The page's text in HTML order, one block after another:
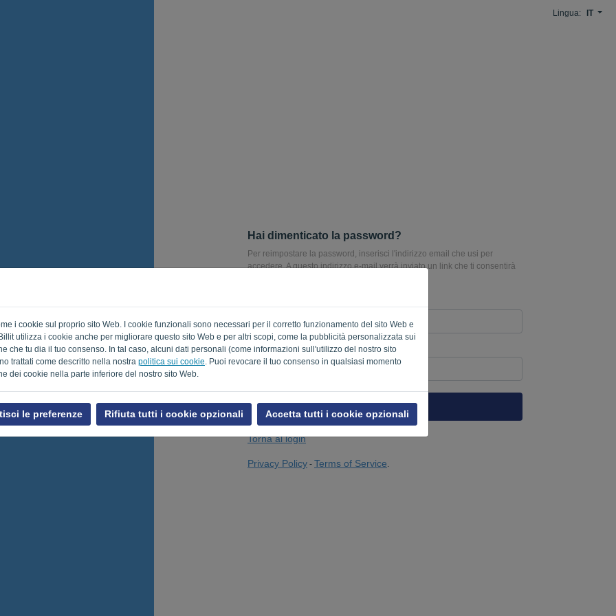
i cookie sul proprio sito Web. I cookie funzionali sono necessari per il corretto funzionamento del sito Web e
utilizza i cookie anche per migliorare questo sito Web e per altri scopi, come la pubblicità personalizzata sui
che tu dia il tuo consenso. In tal caso, alcuni dati personali (come informazioni sull'utilizzo del nostro sito
trattati come descritto nella nostra politica sui cookie . Puoi revocare il tuo consenso in qualsiasi momento
dei cookie nella parte inferiore del nostro sito Web.
le preferenze Rifiuta tutti i cookie opzionali Accetta tutti i cookie opzionali
Lingua: IT
Hai dimenticato la password?
Per reimpostare la password, inserisci l'indirizzo email che usi per
accedere. A questo indirizzo e-mail verrà inviato un link che ti consentirà
Non sei un computer? Compila ' '.
INVIA LINK
Torna al login
Privacy Policy - Terms of Service